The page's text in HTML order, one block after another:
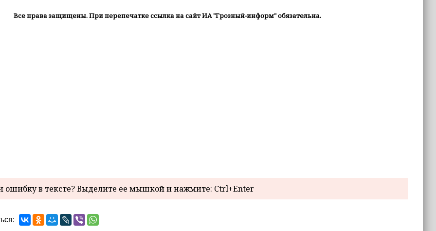
Все права защищены. При перепечатке ссылка на сайт ИА "Грозный-информ" обязательна.
в тексте? Выделите ее мышкой и нажмите: Ctrl+Enter